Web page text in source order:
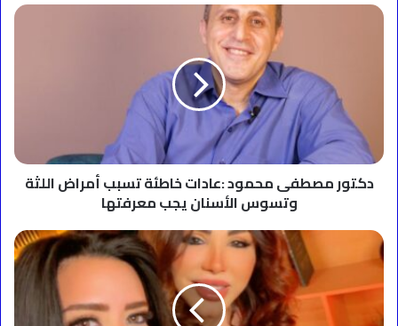
دكتور
أمراض
اللثة
وتسوس
الأسنان
دكتور مصطفى محمود :عادات خاطئة تسبب أمراض اللثة
وتسوس الأسنان يجب معرفتها
غادة
إبراهيم
لسيرا
إبراهيم: